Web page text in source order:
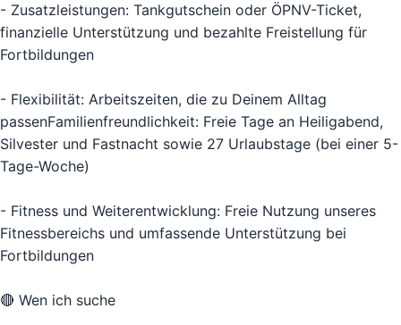
- Zusatzleistungen: Tankgutschein oder ÖPNV-Ticket,
finanzielle Unterstützung und bezahlte Freistellung für
Fortbildungen
- Flexibilität: Arbeitszeiten, die zu Deinem Alltag
passenFamilienfreundlichkeit: Freie Tage an Heiligabend,
Silvester und Fastnacht sowie 27 Urlaubstage (bei einer 5-
Tage-Woche)
- Fitness und Weiterentwicklung: Freie Nutzung unseres
Fitnessbereichs und umfassende Unterstützung bei
Fortbildungen
🔴 Wen ich suche